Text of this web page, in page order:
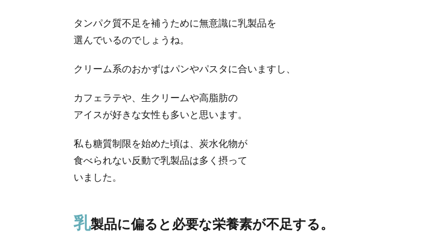
タンパク質不足を補うために無意識に乳製品を
選んでいるのでしょうね。
クリーム系のおかずはパンやパスタに合いますし、
カフェラテや、生クリームや高脂肪の
アイスが好きな女性も多いと思います。
私も糖質制限を始めた頃は、炭水化物が
食べられない反動で乳製品は多く摂って
いました。
乳製品に偏ると必要な栄養素が不足する。